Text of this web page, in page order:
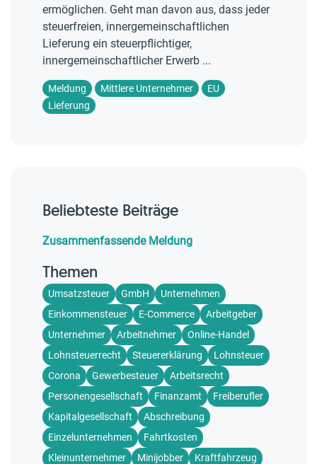
ermöglichen. Geht man davon aus, dass jeder
steuerfreien, innergemeinschaftlichen
Lieferung ein steuerpflichtiger,
innergemeinschaftlicher Erwerb ...
Meldung Mittlere Unternehmer
EU
Lieferung
Beliebteste Beiträge
Zusammenfassende Meldung
Themen
Umsatzsteuer GmbH
Unternehmen
Einkommensteuer
E-Commerce
Arbeitgeber
Unternehmer
Arbeitnehmer
Online-Handel
Lohnsteuerrecht
Steuererklärung
Lohnsteuer
Corona
Gewerbesteuer
Arbeitsrecht
Personengesellschaft
Finanzamt
Freiberufler
Kapitalgesellschaft
Abschreibung
Einzelunternehmen
Fahrtkosten
Kleinunternehmer
Minijobber
Kraftfahrzeug